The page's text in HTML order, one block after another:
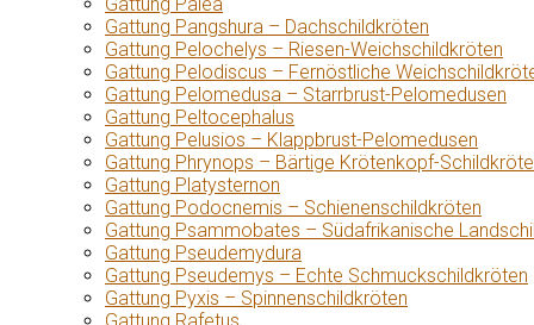
Gattung Pangshura – Dachschildkröten
Gattung Pelochelys – Riesen-Weichschildkröten
Gattung Pelodiscus – Fernöstliche
Gattung Pelomedusa – Starrbrust-Pelomedusen
Gattung Peltocephalus
Gattung Pelusios – Klappbrust-Pelomedusen
Gattung Phrynops – Bärtige Krötenkopf-
Gattung Platysternon
Gattung Podocnemis – Schienenschildkröten
Gattung Psammobates – Südafrikanische
Gattung Pseudemydura
Gattung Pseudemys – Echte Schmuckschildkröten
Gattung Pyxis – Spinnenschildkröten